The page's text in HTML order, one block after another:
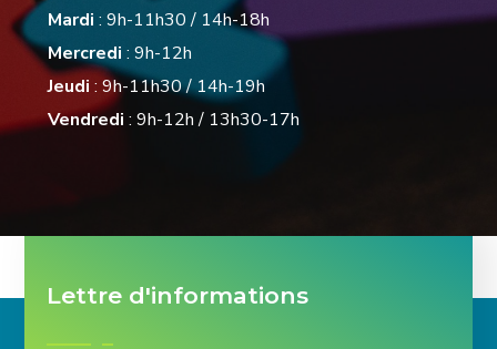
Mardi : 9h-11h30 / 14h-18h
Mercredi : 9h-12h
Jeudi : 9h-11h30 / 14h-19h
Vendredi : 9h-12h / 13h30-17h
Lettre d'informations